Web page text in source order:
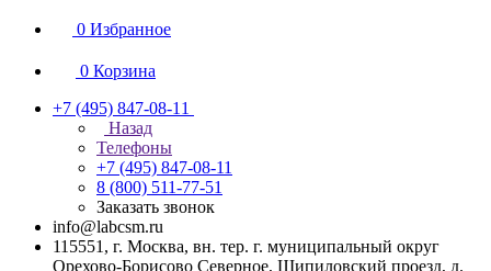
0 Избранное
0 Корзина
+7 (495) 847-08-11
Назад
Телефоны
+7 (495) 847-08-11
8 (800) 511-77-51
Заказать звонок
info@labcsm.ru
115551, г. Москва, вн. тер. г. муниципальный округ
Орехово-Борисово Северное, Шипиловский проезд, д.